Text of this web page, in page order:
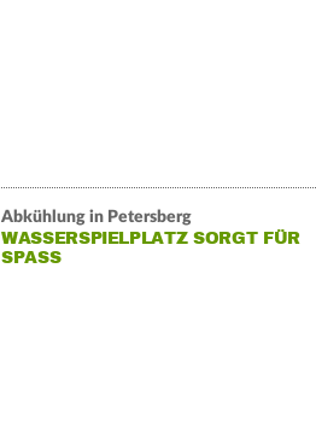
Abkühlung in Petersberg
WASSERSPIELPLATZ SORGT FÜR
SPASS